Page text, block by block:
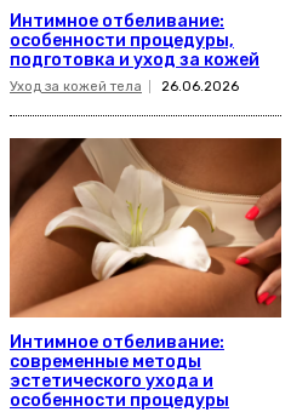
Интимное отбеливание:
особенности процедуры,
подготовка и уход за кожей
Уход за кожей тела 26.06.2026
Интимное отбеливание:
современные методы
эстетического ухода и
особенности процедуры